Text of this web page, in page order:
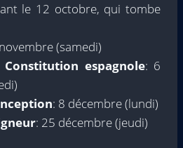
le 12 octobre, qui tombe
(samedi)
espagnole: 6
: 8 décembre (lundi)
: 25 décembre (jeudi)